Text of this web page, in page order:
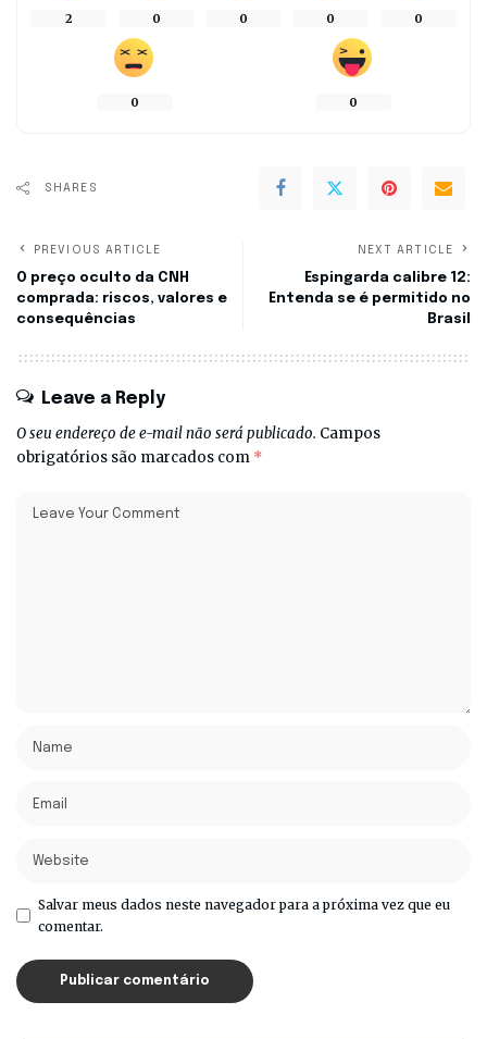
2 0 0 0 0
0 0
SHARES
PREVIOUS ARTICLE
O preço oculto da CNH
comprada: riscos, valores e
consequências
NEXT ARTICLE
Espingarda calibre 12:
Entenda se é permitido no
Brasil
Leave a Reply
O seu endereço de e-mail não será publicado. Campos
obrigatórios são marcados com *
Salvar meus dados neste navegador para a próxima vez que eu
comentar.